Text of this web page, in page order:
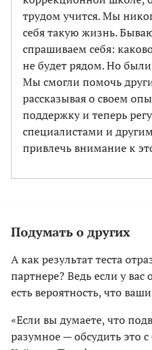
трудом учится. Мы
себя такую жизнь.
спрашиваем себя:
не будет рядом. Но
Мы смогли помочь
рассказывая о своем
поддержку и теперь
специалистами и
привлечь внимание к
Подумать о других
А как результат теста
партнере? Ведь если у
есть вероятность, что
«Если вы думаете, что
разумное — обсудить это